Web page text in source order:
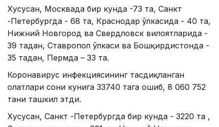
Хусусан, Москвада бир кунда -73 та, Санкт
-Петербургда - 68 та, Краснодар ўлкасида - 40 та,
Нижний Новгород ва Свердловск вилоятларида -
39 тадан, Ставропол ўлкаси ва Бошқирдистонда -
35 тадан, Пермда – 33 та.
Коронавирус инфекциясининг тасдиқланган
ҳолатлари сони кунига 33740 тага ошиб, 8 060 752
тани ташкил этди.
Хусусан, Санкт -Петербургда бир кунда - 3220 та ,